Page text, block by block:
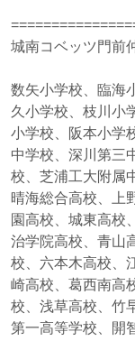
城南コベッツ門
数矢小学校、臨海
久小学校、枝川小
小学校、阪本小学
中学校、深川第三
校、芝浦工大附属
晴海総合高校、上
園高校、城東高校
治学院高校、青山
校、六本木高校、
崎高校、葛西南高
校、浅草高校、竹
第一高等学校、開